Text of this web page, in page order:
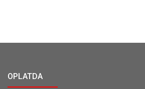
OPLATDA